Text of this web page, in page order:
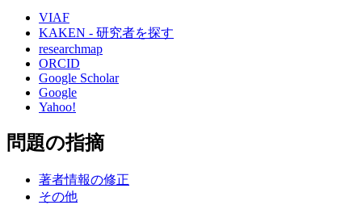
VIAF
KAKEN - 研究者を探す
researchmap
ORCID
Google Scholar
Google
Yahoo!
問題の指摘
著者情報の修正
その他